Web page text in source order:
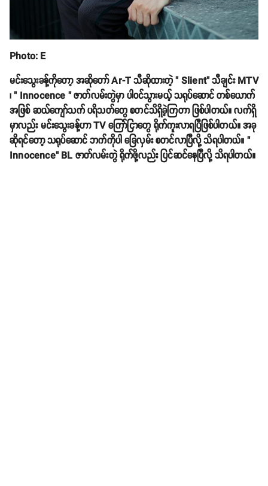
Photo: E
မင်းသွေးခန့်ကိုတော့ အဆိုတော် Ar-T သီဆိုထားတဲ့ " Slient" သီချင်း MTV
၊ " Innocence " ဇာတ်လမ်းတွဲမှာ ပါဝင်သွားမယ့် သရုပ်ဆောင် တစ်ယောက်
အဖြစ် ဆယ်ကျော်သက် ပရိသတ်တွေ စတင်သိရှိခဲ့ကြတာ ဖြစ်ပါတယ်။ လက်ရှိ
မှာလည်း မင်းသွေးခန့်ဟာ TV ကြော်ငြာတွေ ရိုက်ကူးလာရပြီဖြစ်ပါတယ်။ အခု
ဆိုရင်တော့ သရုပ်ဆောင် ဘက်ကိုပါ ခြေလှမ်း စတင်လာပြီလို့ သိရပါတယ်။ "
Innocence" BL ဇာတ်လမ်းတွဲ ရိုက်ဖို့လည်း ပြင်ဆင်နေပြီလို့ သိရပါတယ်။